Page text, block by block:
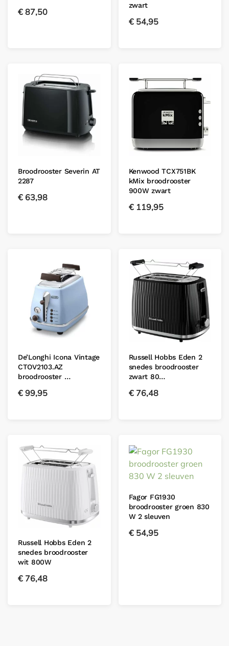
€ 87,50
zwart
€54,95
Broodrooster Severin AT
2287
€ 63,98
Kenwood TCX751BK
kMix broodrooster
900W zwart
€119,95
De’Longhi Icona Vintage
CTOV2103.AZ
broodrooster …
€ 99,95
Russell Hobbs Eden 2
snedes broodrooster
zwart 80…
€76,48
Russell Hobbs Eden 2
snedes broodrooster
wit 800W
€ 76,48
Fagor FG1930
broodrooster groen 830
W 2 sleuven
€54,95